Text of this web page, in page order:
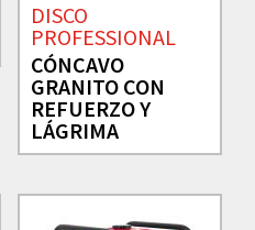
DISCO
PROFESSIONAL
CÓNCAVO
GRANITO CON
REFUERZO Y
LÁGRIMA